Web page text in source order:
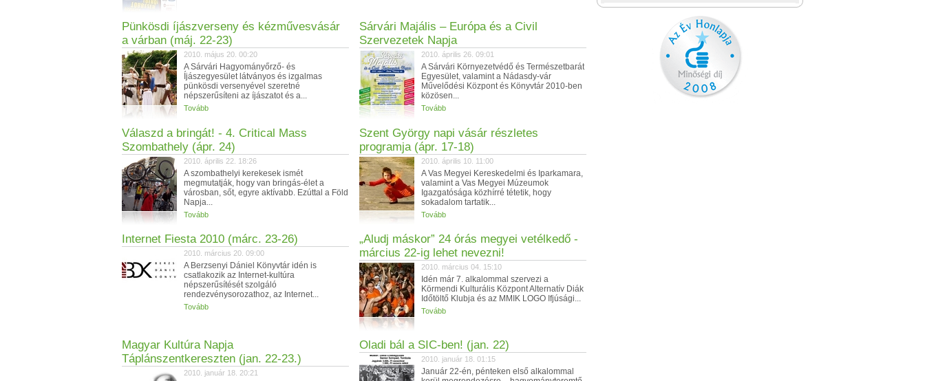
Pünkösdi íjászverseny és kézművesvásár
a várban (máj. 22-23)
2010. május 20. 00:20
A Sárvári Hagyományőrző- és
Íjászegyesület látványos és izgalmas
pünkösdi versenyével szeretné
népszerűsíteni az íjászatot és a...
Tovább
Sárvári Majális – Európa és a Civil
Szervezetek Napja
2010. április 26. 09:01
A Sárvári Környezetvédő és Természetbarát
Egyesület, valamint a Nádasdy-vár
Művelődési Központ és Könyvtár 2010-ben
közösen...
Tovább
Válaszd a bringát! - 4. Critical Mass
Szombathely (ápr. 24)
2010. április 22. 18:26
A szombathelyi kerekesek ismét
megmutatják, hogy van bringás-élet a
városban, sőt, egyre aktívabb. Ezúttal a Föld
Napja...
Tovább
Szent György napi vásár részletes
programja (ápr. 17-18)
2010. április 10. 11:00
A Vas Megyei Kereskedelmi és Iparkamara,
valamint a Vas Megyei Múzeumok
Igazgatósága közhírré tétetik, hogy
sokadalom tartatik...
Tovább
Internet Fiesta 2010 (márc. 23-26)
2010. március 20. 09:00
A Berzsenyi Dániel Könyvtár idén is
csatlakozik az Internet-kultúra
népszerűsítését szolgáló
rendezvénysorozathoz, az Internet...
Tovább
„Aludj máskor” 24 órás megyei vetélkedő -
március 22-ig lehet nevezni!
2010. március 04. 15:10
Idén már 7. alkalommal szervezi a
Körmendi Kulturális Központ Alternatív Diák
Időtöltő Klubja és az MMIK LOGO Ifjúsági...
Tovább
Magyar Kultúra Napja
Táplánszentkereszten (jan. 22-23.)
2010. január 18. 20:21
Oladi bál a SIC-ben! (jan. 22)
2010. január 18. 01:15
Január 22-én, pénteken első alkalommal